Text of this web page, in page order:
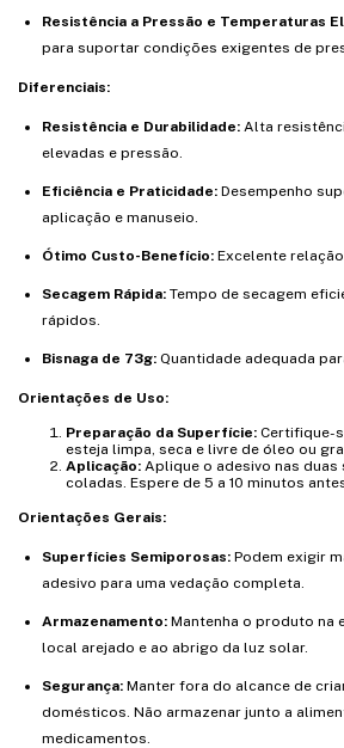
Resistência a Pressão e Temperaturas
para suportar condições exigentes de
Diferenciais:
Resistência e Durabilidade: Alta
elevadas e pressão.
Eficiência e Praticidade: Desempenho
aplicação e manuseio.
Ótimo Custo-Benefício: Excelente
Secagem Rápida: Tempo de secagem
rápidos.
Bisnaga de 73g: Quantidade adequada
Orientações de Uso:
Preparação da Superfície: Certifique-
esteja limpa, seca e livre de óleo ou
Aplicação: Aplique o adesivo nas duas
coladas. Espere de 5 a 10 minutos
Orientações Gerais:
Superfícies Semiporosas: Podem exigir
adesivo para uma vedação completa.
Armazenamento: Mantenha o produto na
local arejado e ao abrigo da luz solar.
Segurança: Manter fora do alcance de
domésticos. Não armazenar junto a
medicamentos.